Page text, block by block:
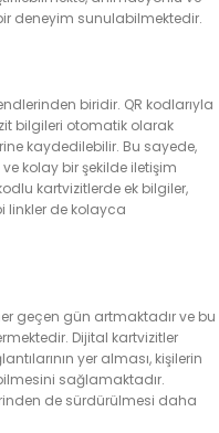
deneyim sunulabilmektedir.
biridir. QR kodlarıyla
bilgileri otomatik olarak
kaydedilebilir. Bu sayede,
kolay bir şekilde iletişim
kartvizitlerde ek bilgiler,
linkler de kolayca
geçen gün artmaktadır ve bu
Dijital kartvizitler
yer alması, kişilerin
sağlamaktadır.
de sürdürülmesi daha